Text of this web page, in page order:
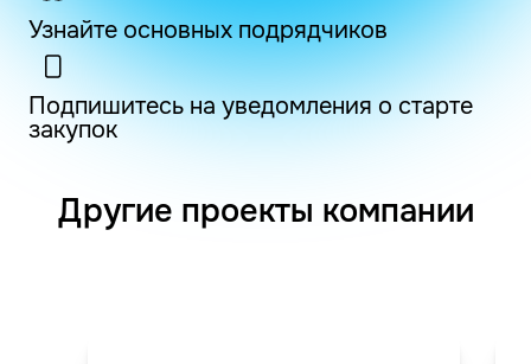
Узнайте основных подрядчиков
Подпишитесь на уведомления о старте
закупок
Другие проекты компании